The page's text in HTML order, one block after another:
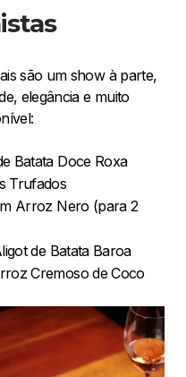
são um show à parte,
elegância e muito
Batata Doce Roxa
Trufados
Arroz Nero (para 2
de Batata Baroa
Cremoso de Coco